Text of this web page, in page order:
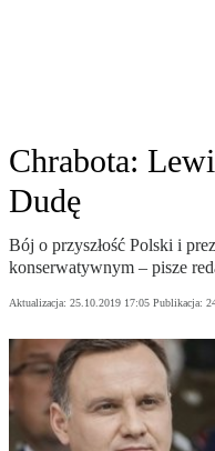
Chrabota:
Dudę
Bój o przyszłość Polski i
konserwatywnym – pisze
Aktualizacja: 25.10.2019 17:05 Publikacja: